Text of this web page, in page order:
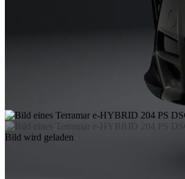
Bild wird geladen